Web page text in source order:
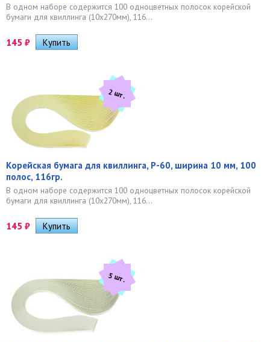
В одном наборе содержится 100 одноцветных полосок корейской
бумаги для квиллинга (10х270мм), 116...
145 ₽
2 шт.
Корейская бумага для квиллинга, P-60, ширина 10 мм, 100
полос, 116гр.
В одном наборе содержится 100 одноцветных полосок корейской
бумаги для квиллинга (10х270мм), 116...
145 ₽
5 шт.